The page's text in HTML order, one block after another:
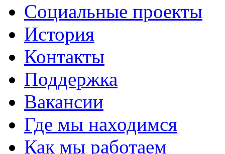
Социальные проекты
История
Контакты
Поддержка
Вакансии
Где мы находимся
Как мы работаем